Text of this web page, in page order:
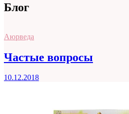
Блог
Аюрведа
Частые вопросы
10.12.2018